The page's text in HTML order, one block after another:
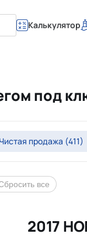
Калькулятор
под
Чистая продажа (411)
все
2017